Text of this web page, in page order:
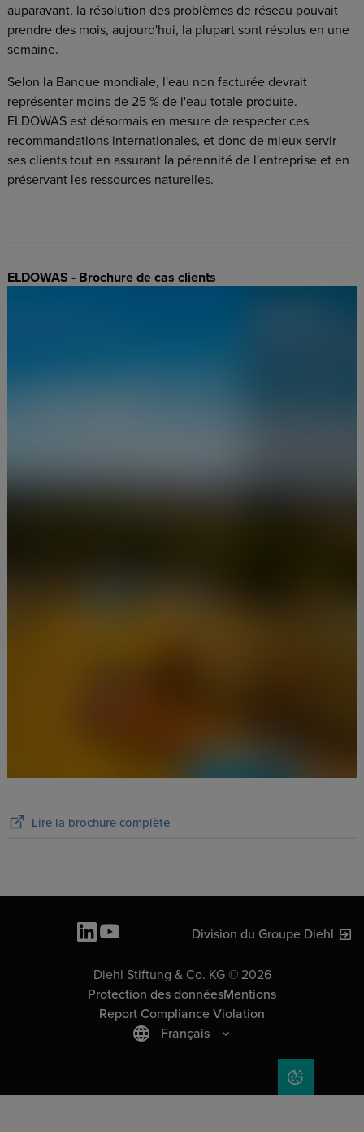
auparavant, la résolution des problèmes de réseau pouvait
prendre des mois, aujourd'hui, la plupart sont résolus en une
semaine.
Selon la Banque mondiale, l'eau non facturée devrait
représenter moins de 25 % de l'eau totale produite.
ELDOWAS est désormais en mesure de respecter ces
recommandations internationales, et donc de mieux servir
ses clients tout en assurant la pérennité de l'entreprise et en
préservant les ressources naturelles.
ELDOWAS - Brochure de cas clients
Lire la brochure complète
Division du Groupe Diehl
Diehl Stiftung & Co. KG © 2026
Protection des donnéesMentions
Report Compliance Violation
Français
COOKIE